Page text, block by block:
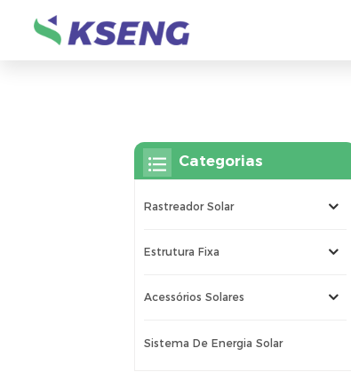
Categorias
Rastreador Solar
Estrutura Fixa
Acessórios Solares
Sistema De Energia Solar